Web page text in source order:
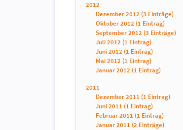
2012
Dezember 2012 (3 Einträge)
Oktober 2012 (1 Eintrag)
September 2012 (3 Einträge)
Juli 2012 (1 Eintrag)
Juni 2012 (1 Eintrag)
Mai 2012 (1 Eintrag)
Januar 2012 (1 Eintrag)
2011
Dezember 2011 (1 Eintrag)
Juni 2011 (1 Eintrag)
Februar 2011 (1 Eintrag)
Januar 2011 (2 Einträge)